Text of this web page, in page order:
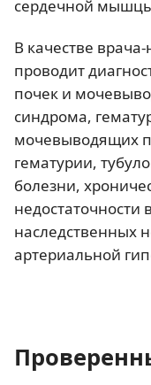
сердечной
В качестве
проводит
почек и
синдрома,
мочевыводящих
гематурии,
болезни,
недостаточности
наследственных
артериальной